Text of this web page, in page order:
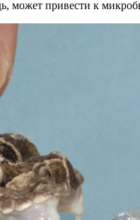
может привести к